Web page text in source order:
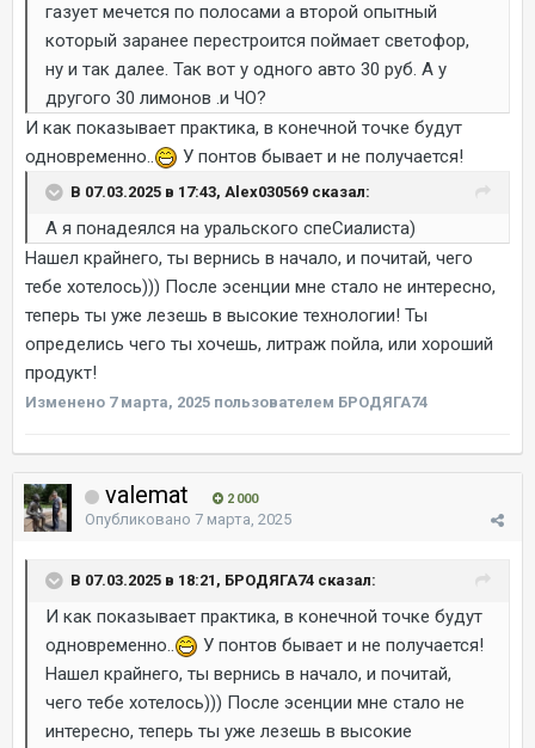
газует мечется по полосами а второй опытный
который заранее перестроится поймает светофор,
ну и так далее. Так вот у одного авто 30 руб. А у
другого 30 лимонов .и ЧО?
И как показывает практика, в конечной точке будут
одновременно..
У понтов бывает и не получается!
В 07.03.2025 в 17:43, Alex030569 сказал:
А я понадеялся на уральского спеСиалиста)
Нашел крайнего, ты вернись в начало, и почитай, чего
тебе хотелось))) После эсенции мне стало не интересно,
теперь ты уже лезешь в высокие технологии! Ты
определись чего ты хочешь, литраж пойла, или хороший
продукт!
Изменено 7 марта, 2025 пользователем БРОДЯГА74
valemat 2 000
Опубликовано 7 марта, 2025
В 07.03.2025 в 18:21, БРОДЯГА74 сказал:
И как показывает практика, в конечной точке будут
одновременно..
У понтов бывает и не получается!
Нашел крайнего, ты вернись в начало, и почитай,
чего тебе хотелось))) После эсенции мне стало не
интересно, теперь ты уже лезешь в высокие